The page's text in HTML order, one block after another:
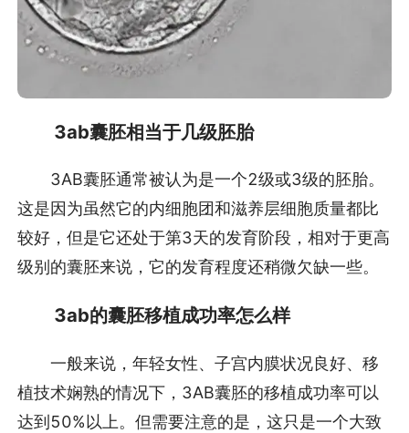
3ab囊胚相当于几级胚胎
3AB囊胚通常被认为是一个2级或3级的胚胎。
这是因为虽然它的内细胞团和滋养层细胞质量都比
较好，但是它还处于第3天的发育阶段，相对于更高
级别的囊胚来说，它的发育程度还稍微欠缺一些。
3ab的囊胚移植成功率怎么样
一般来说，年轻女性、子宫内膜状况良好、移
植技术娴熟的情况下，3AB囊胚的移植成功率可以
达到50%以上。但需要注意的是，这只是一个大致